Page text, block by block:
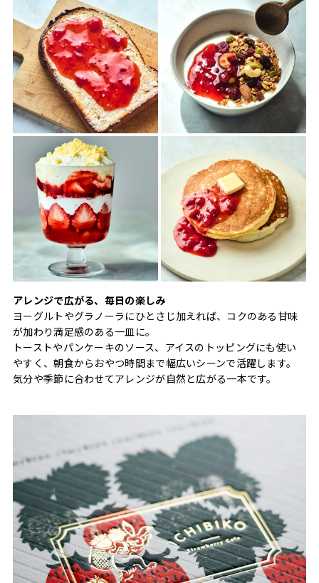
アレンジで広がる、毎日の楽しみ
ヨーグルトやグラノーラにひとさじ加えれば、コクのある甘味
が加わり満足感のある一皿に。
トーストやパンケーキのソース、アイスのトッピングにも使い
やすく、朝食からおやつ時間まで幅広いシーンで活躍します。
気分や季節に合わせてアレンジが自然と広がる一本です。